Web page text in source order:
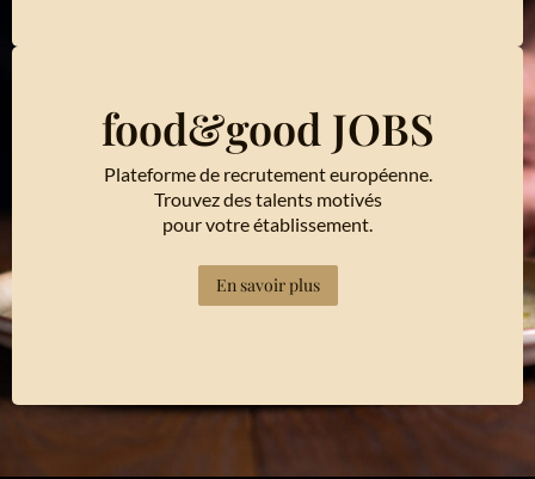
food&good JOBS
Plateforme de recrutement européenne.
Trouvez des talents motivés
pour votre établissement.
En savoir plus